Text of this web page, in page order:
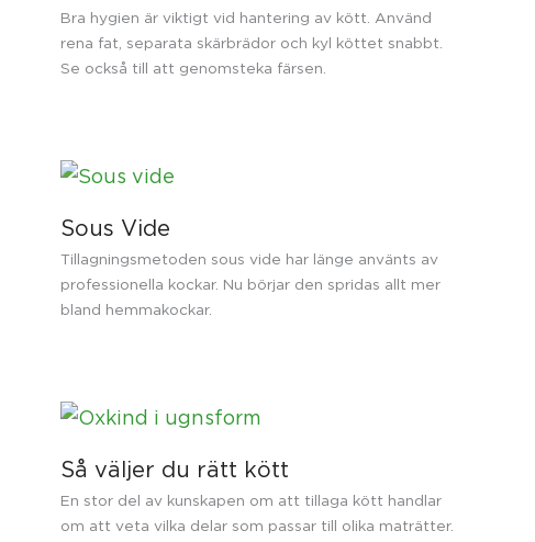
Bra hygien är viktigt vid hantering av kött. Använd
rena fat, separata skärbrädor och kyl köttet snabbt.
Se också till att genomsteka färsen.
Sous Vide
Tillagningsmetoden sous vide har länge använts av
professionella kockar. Nu börjar den spridas allt mer
bland hemmakockar.
Så väljer du rätt kött
En stor del av kunskapen om att tillaga kött handlar
om att veta vilka delar som passar till olika maträtter.